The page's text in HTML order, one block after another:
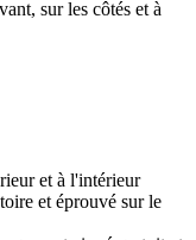
sur les côtés et à
et à l'intérieur
et éprouvé sur le